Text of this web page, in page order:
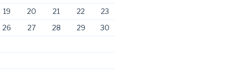
19
20 21 22
23
26
27 28 29 30